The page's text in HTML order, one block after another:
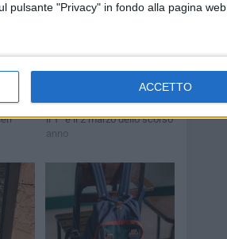
pulsante "Privacy" in fondo alla pagina web.
ACCETTO
Marina a Barletta,
misure cautelari per
I fatti risalgono alla notte tra
il 1° e il 2 marzo dello scorso
anno